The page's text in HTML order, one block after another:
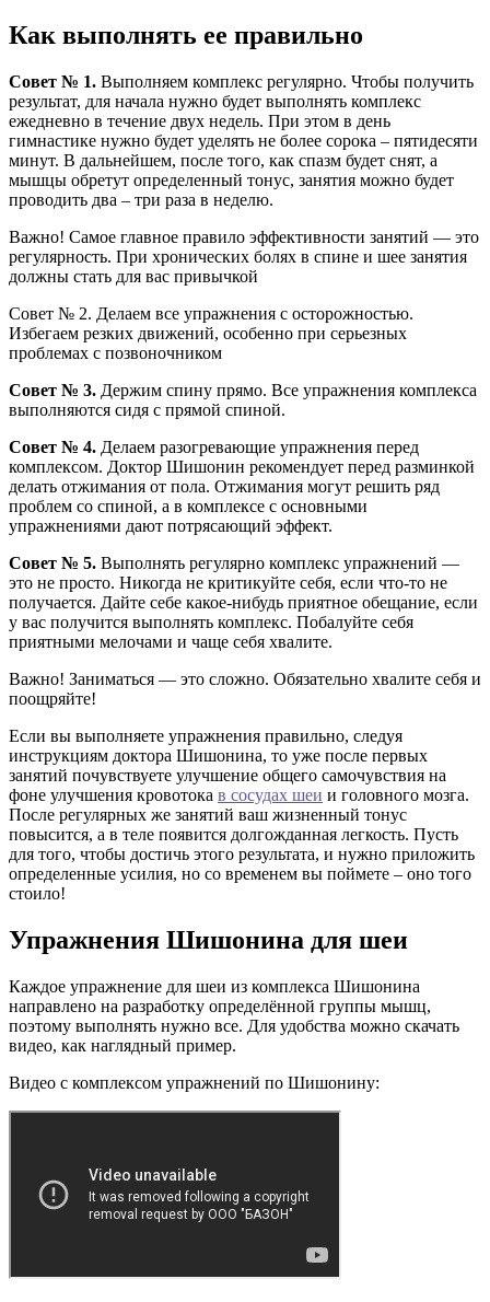
Как выполнять ее правильно
Совет № 1. Выполняем комплекс регулярно. Чтобы получить
результат, для начала нужно будет выполнять комплекс
ежедневно в течение двух недель. При этом в день
гимнастике нужно будет уделять не более сорока – пятидесяти
минут. В дальнейшем, после того, как спазм будет снят, а
мышцы обретут определенный тонус, занятия можно будет
проводить два – три раза в неделю.
Важно! Самое главное правило эффективности занятий — это
регулярность. При хронических болях в спине и шее занятия
должны стать для вас привычкой
Совет № 2. Делаем все упражнения с осторожностью.
Избегаем резких движений, особенно при серьезных
проблемах с позвоночником
Совет № 3. Держим спину прямо. Все упражнения комплекса
выполняются сидя с прямой спиной.
Совет № 4. Делаем разогревающие упражнения перед
комплексом. Доктор Шишонин рекомендует перед разминкой
делать отжимания от пола. Отжимания могут решить ряд
проблем со спиной, а в комплексе с основными
упражнениями дают потрясающий эффект.
Совет № 5. Выполнять регулярно комплекс упражнений —
это не просто. Никогда не критикуйте себя, если что-то не
получается. Дайте себе какое-нибудь приятное обещание, если
у вас получится выполнять комплекс. Побалуйте себя
приятными мелочами и чаще себя хвалите.
Важно! Заниматься — это сложно. Обязательно хвалите себя и
поощряйте!
Если вы выполняете упражнения правильно, следуя
инструкциям доктора Шишонина, то уже после первых
занятий почувствуете улучшение общего самочувствия на
фоне улучшения кровотока в сосудах шеи и головного мозга.
После регулярных же занятий ваш жизненный тонус
повысится, а в теле появится долгожданная легкость. Пусть
для того, чтобы достичь этого результата, и нужно приложить
определенные усилия, но со временем вы поймете – оно того
стоило!
Упражнения Шишонина для шеи
Каждое упражнение для шеи из комплекса Шишонина
направлено на разработку определённой группы мышц,
поэтому выполнять нужно все. Для удобства можно скачать
видео, как наглядный пример.
Видео с комплексом упражнений по Шишонину: